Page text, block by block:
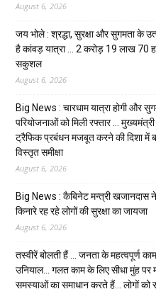
August 6, 2026
जय भोले : श्रद्धा, सुरक्षा और सुगमता के
है कांवड़ यात्रा … 2 करोड़ 19 लाख
सकुशल
August 6, 2026
Big News : चारधाम यात्रा होगी और
परियोजनाओं को मिली रफ्तार … मुख्यमंत्री
ट्रैफिक प्रबंधन मजबूत करने की दिशा में
विस्तृत समीक्षा
August 6, 2026
Big News : कैबिनेट मन्त्री खजानदास
किनारे रह रहे लोगों की सुरक्षा का जायजा
August 6, 2026
तस्वीरें बोलती हैं … जनता के महत्वपूर्ण
उनियाल… गलत काम के लिए सीधा मुंह पर
समस्याओं का समाधान करते हैं… लोगों को